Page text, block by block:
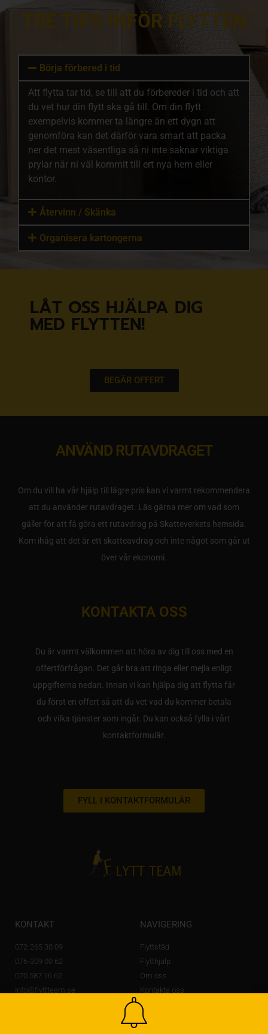
TRE TIPS INFÖR FLYTTEN
Börja förbered i tid
Att flytta tar tid, se till att du förbereder i tid och att
du vet hur din flytt ska gå till. Om din flytt
exempelvis kommer ta längre än ett dygn att
genomföra kan det därför vara smart att packa
ner det mest väsentliga så ni inte saknar viktiga
prylar när ni väl kommit till ert nya hem eller
kontor.
Återvinn / Skänka
Organisera kartongerna
LÅT OSS HJÄLPA DIG
MED FLYTTEN!
BEGÄR OFFERT
ANVÄND RUTAVDRAGET
Om du vill ha vår hjälp till lägre pris kan vi varmt rekommendera
att du använder rutavdraget. Läs gärna mer om vad som
gäller för att få göra ett rutavdrag på Skatteverkets hemsida.
Kom ihåg att det är ett skatteavdrag och inte något som går ut
över vår ekonomi.
KONTAKTA OSS
Du är varmt välkommen att höra av dig till oss med en
offertförfrågan. Det går bra att ringa eller mejla enligt
uppgifterna nedan. Innan vi kan hjälpa dig att flytta får
du först en offert så att du vet vad du kommer betala
och vilka tjänster som ingår. Du kan också fylla i vårt
kontaktformulär.
FYLL I KONTAKTFORMULÄR
KONTAKT
072-265 30 09
076-309 00 62
070 587 16 62
Info@flyttteam.se
NAVIGERING
Flyttstäd
Flytthjälp
Om oss
Kontakta oss